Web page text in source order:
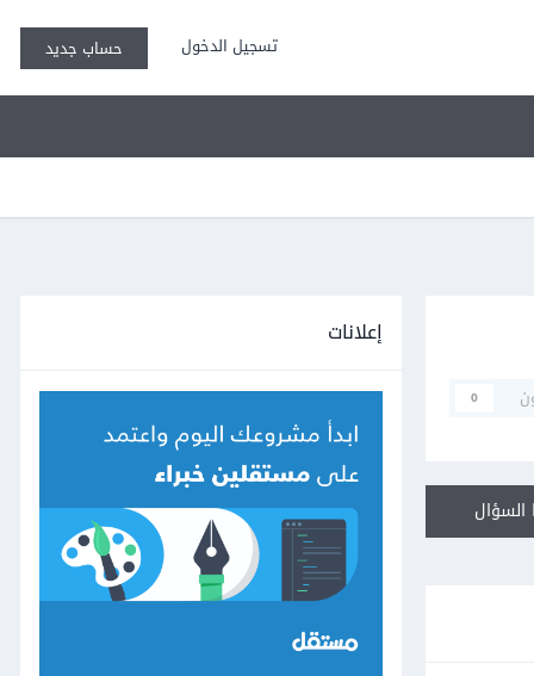
تسجيل الدخول حساب جديد
0
إعلانات